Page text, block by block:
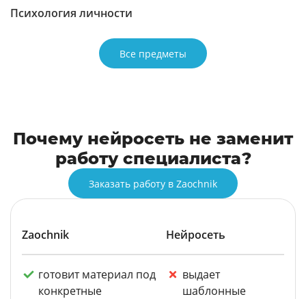
Психология личности
Все предметы
Почему нейросеть не заменит
работу специалиста?
Заказать работу в Zaochnik
Zaochnik Нейросеть
готовит материал под
конкретные
выдает
шаблонные